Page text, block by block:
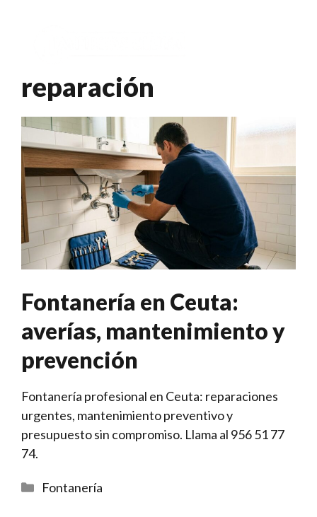
reparación
Fontanería en Ceuta:
averías, mantenimiento y
prevención
Fontanería profesional en Ceuta: reparaciones
urgentes, mantenimiento preventivo y
presupuesto sin compromiso. Llama al 956 51 77
74.
Categorías
Fontanería